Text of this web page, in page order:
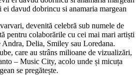
ei davud dobrincu si anamaria margean
devenită celebră sub numele de
pentru colaborările cu cei mai mari artiști
Delia, Smiley sau Loredana.
care au strâns milioane de vizualizări,
– Music City, acolo unde și micuța
se pregătește.